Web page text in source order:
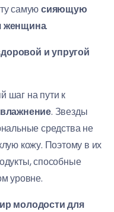
самуюсияющую
женщина.
и упругой
шаг на пути к
. Звезды
средства не
кожу. Поэтому в их
способные
уровне.
молодости для